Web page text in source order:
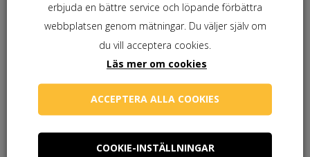
erbjuda en bättre service och löpande förbättra
webbplatsen genom mätningar. Du väljer själv om
du vill acceptera cookies.
Läs mer om cookies
ACCEPTERA ALLA COOKIES
COOKIE-INSTÄLLNINGAR